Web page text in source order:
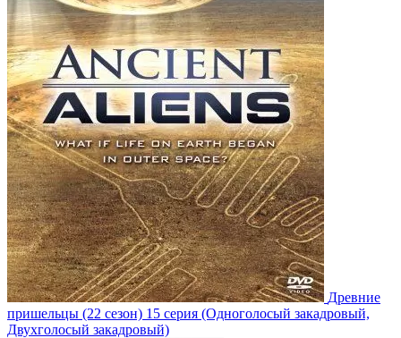
Древние
пришельцы (22 сезон) 15 серия (Одноголосый закадровый,
Двухголосый закадровый)